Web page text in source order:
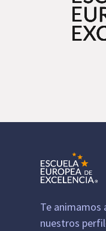
Te animamos
nuestros